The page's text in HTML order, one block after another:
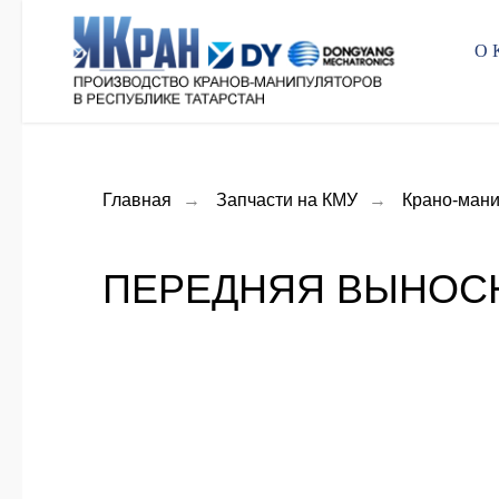
О
Главная → Запчасти на КМУ → Крано-
ПЕРЕДНЯЯ